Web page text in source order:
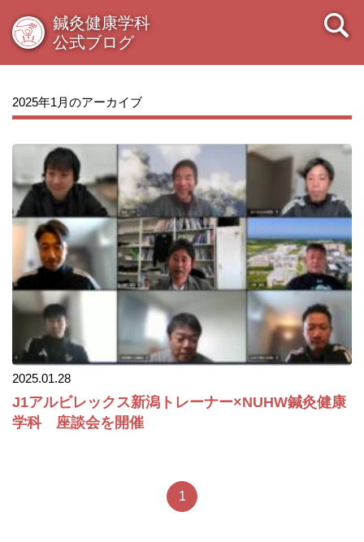
鍼灸健康学科
公式ブログ
2025年1月のアーカイブ
2025.01.28
J1アルビレックス新潟トレーナー×NUHW鍼灸健康
学科 座談会を開催
1